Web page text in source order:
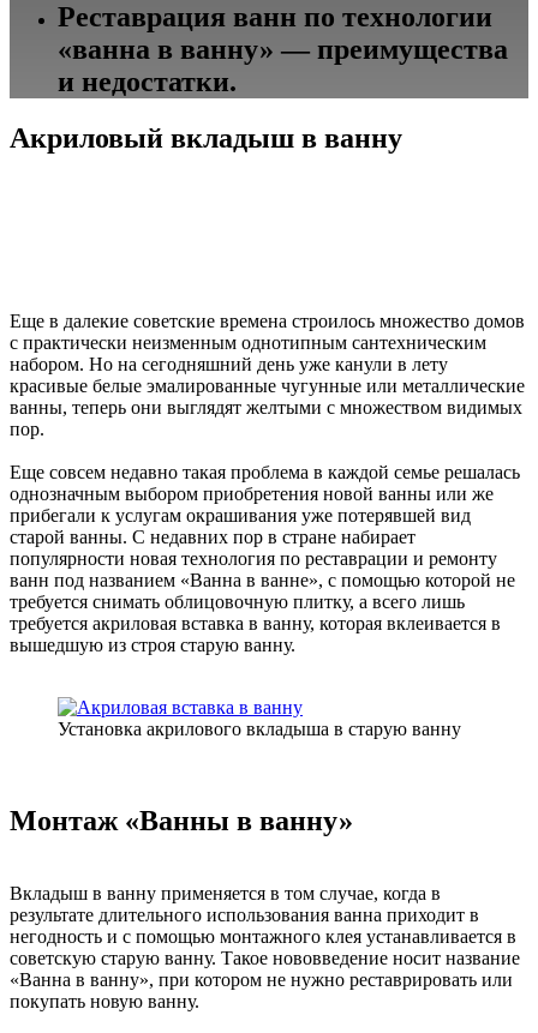
Реставрация ванн по технологии
«ванна в ванну» — преимущества
и недостатки.
Акриловый вкладыш в ванну
Еще в далекие советские времена строилось множество домов
с практически неизменным однотипным сантехническим
набором. Но на сегодняшний день уже канули в лету
красивые белые эмалированные чугунные или металлические
ванны, теперь они выглядят желтыми с множеством видимых
пор.
Еще совсем недавно такая проблема в каждой семье решалась
однозначным выбором приобретения новой ванны или же
прибегали к услугам окрашивания уже потерявшей вид
старой ванны. С недавних пор в стране набирает
популярности новая технология по реставрации и ремонту
ванн под названием «Ванна в ванне», с помощью которой не
требуется снимать облицовочную плитку, а всего лишь
требуется акриловая вставка в ванну, которая вклеивается в
вышедшую из строя старую ванну.
Установка акрилового вкладыша в старую ванну
Монтаж «Ванны в ванну»
Вкладыш в ванну применяется в том случае, когда в
результате длительного использования ванна приходит в
негодность и с помощью монтажного клея устанавливается в
советскую старую ванну. Такое нововведение носит название
«Ванна в ванну», при котором не нужно реставрировать или
покупать новую ванну.